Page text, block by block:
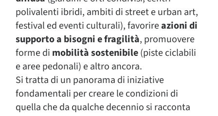
polivalenti ibridi, ambiti di street e urban art,
festival ed eventi culturali), favorireazioni di
supporto a bisogni e fragilità, promuovere
forme di mobilità sostenibile(piste ciclabili
e aree pedonali) e altro ancora.
Si tratta di un panorama di iniziative
fondamentali per creare le condizioni di
quella che da qualche decennio si racconta